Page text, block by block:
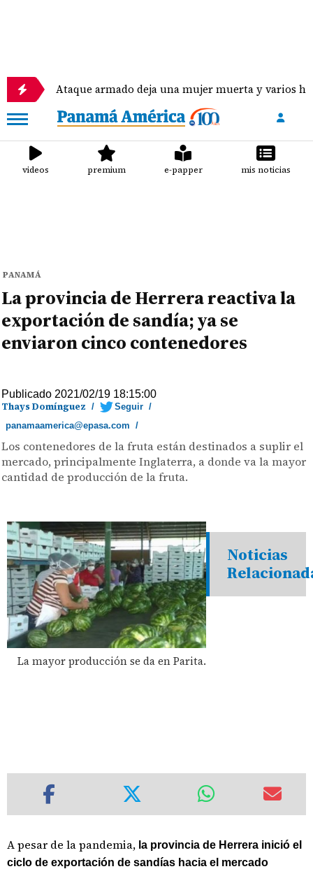
Ataque armado deja una mujer muerta y varios heridos en
videos premium e-papper mis noticias
PANAMÁ
La provincia de Herrera reactiva la
exportación de sandía; ya se
enviaron cinco contenedores
Publicado 2021/02/19 18:15:00
Thays Domínguez / Seguir /
panamaamerica@epasa.com /
Los contenedores de la fruta están destinados a suplir el
mercado, principalmente Inglaterra, a donde va la mayor
cantidad de producción de la fruta.
La mayor producción se da en Parita.
Noticias
A pesar de la pandemia, la provincia de Herrera inició el
ciclo de exportación de sandías hacia el mercado